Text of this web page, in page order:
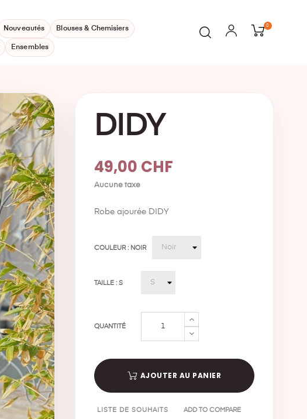
Nouveautés Blouses & Chemisiers
Ensembles
0
DIDY
49,00 CHF
Aucune taxe
Robe ajourée DIDY
COULEUR : NOIR
TAILLE : S
QUANTITÉ
AJOUTER AU PANIER
LISTE DE SOUHAITS ADD TO COMPARE